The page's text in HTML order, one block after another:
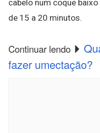
cabelo num coque
de 15 a 20 minutos.
Continuar lendo
fazer umectação?